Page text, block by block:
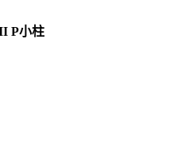
P小柱